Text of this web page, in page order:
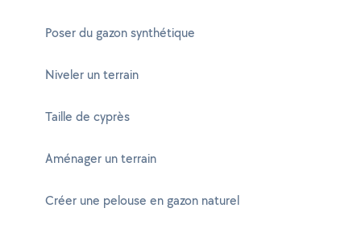
Poser du gazon synthétique
Niveler un terrain
Taille de cyprès
Aménager un terrain
Créer une pelouse en gazon naturel